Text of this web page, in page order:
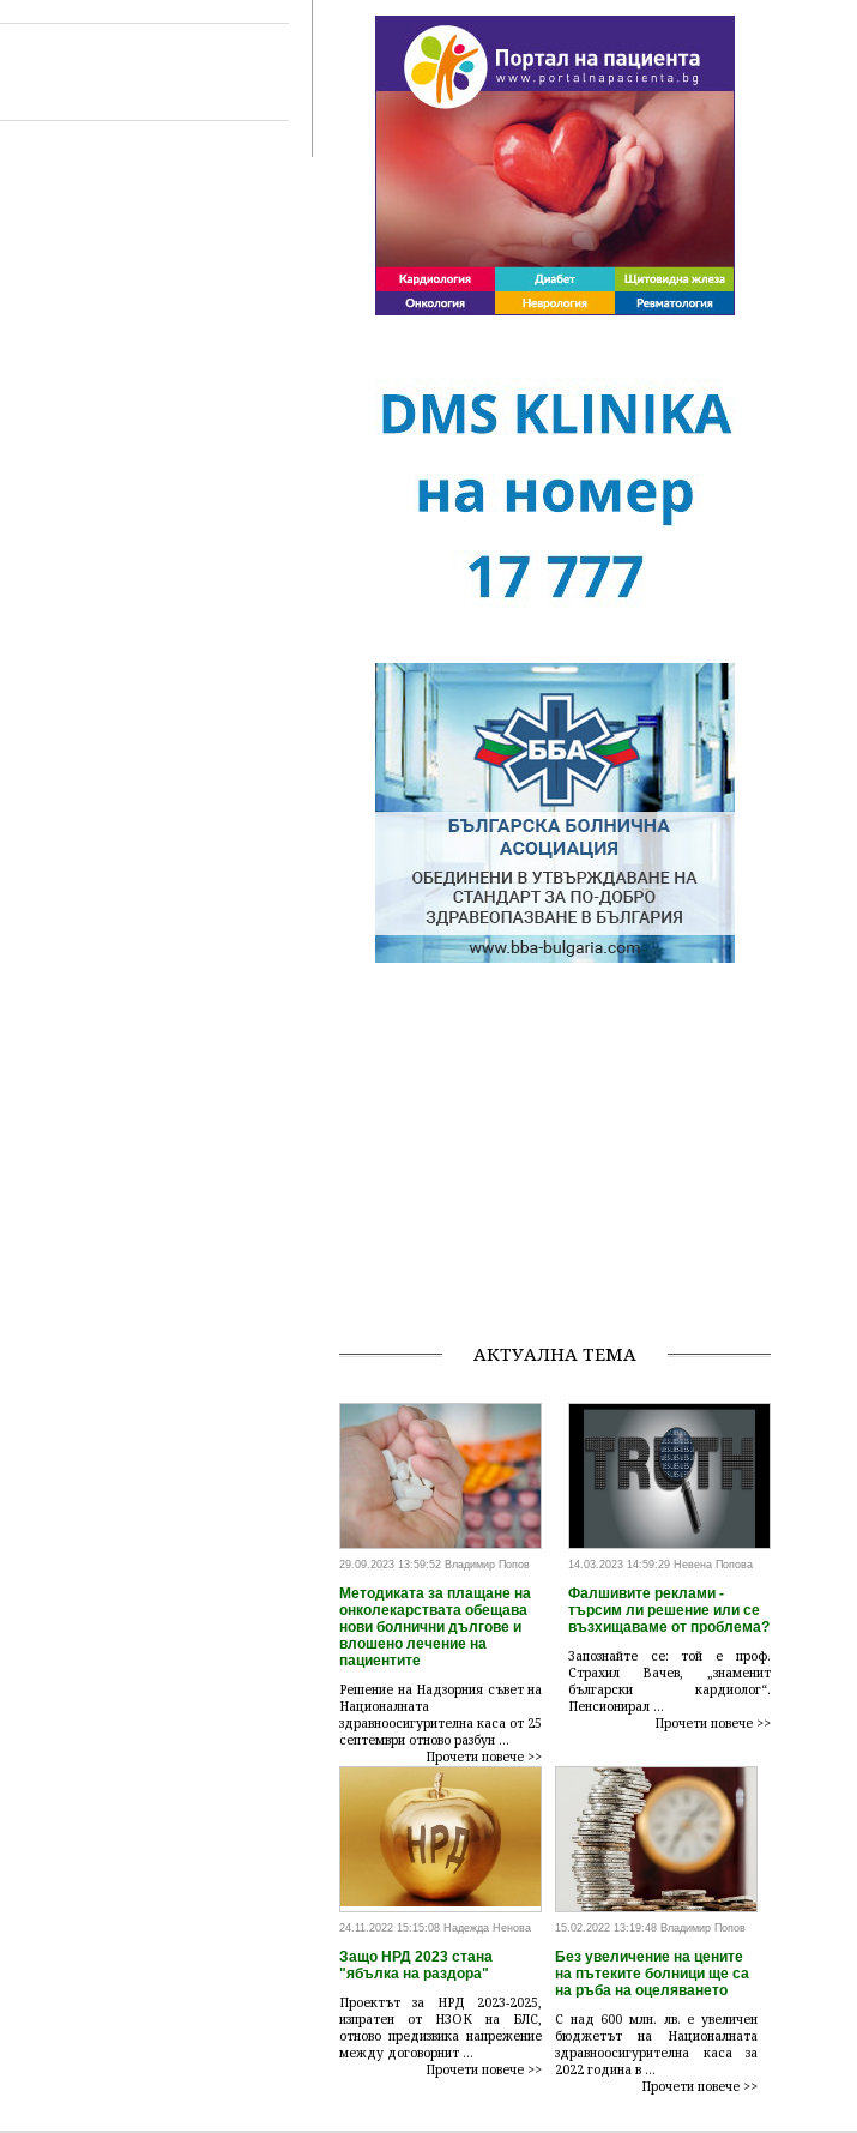
АКТУАЛНА ТЕМА
29.09.2023 13:59:52 Владимир Попов
Методиката за плащане на
онколекарствата обещава
нови болнични дългове и
влошено лечение на
пациентите
Решение на Надзорния съвет на
Националната
здравноосигурителна каса от 25
септември отново разбун ...
Прочети повече >>
14.03.2023 14:59:29 Невена Попова
Фалшивите реклами -
търсим ли решение или се
възхищаваме от проблема?
Запознайте се: той е проф.
Страхил Вачев, „знаменит
български кардиолог“.
Пенсионирал ...
Прочети повече >>
24.11.2022 15:15:08 Надежда Ненова
Защо НРД 2023 стана
"ябълка на раздора"
Проектът за НРД 2023-2025,
изпратен от НЗОК на БЛС,
отново предизвика напрежение
между договорнит ...
Прочети повече >>
15.02.2022 13:19:48 Владимир Попов
Без увеличение на цените
на пътеките болници ще са
на ръба на оцеляването
С над 600 млн. лв. е увеличен
бюджетът на Националната
здравноосигурителна каса за
2022 година в ...
Прочети повече >>